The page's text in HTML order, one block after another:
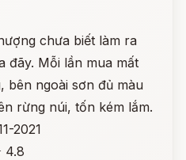
chưa biết làm ra
đãy. Mỗi lần mua mất
bên ngoài sơn đủ màu
rừng núi, tốn kém lắm.
2021
4.8